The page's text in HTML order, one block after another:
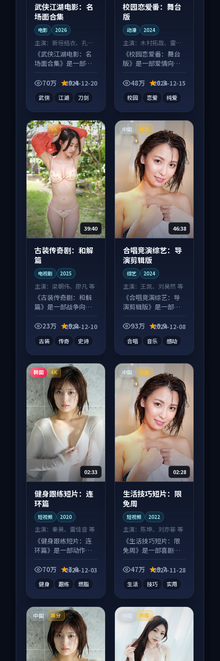
武侠江湖电影：名
场面合集
电影 2026
主演： 新垣结衣、孔刘
等
《武侠江湖电影：名
场面合集》是一部动
叙事并行，细节值得
70万 9.4
2024-12-20
武侠 江湖 刀剑
校园恋爱番：舞台
版
动漫 2024
主演：木村拓哉、雷佳
音 等
《校园恋爱番：舞台
版》是一部爱情向动
全，观感爽快不拖
48万 8.3
2024-12-15
校园 恋爱 纯爱
中国 4K
39:40
古装传奇剧：和解
篇
电视剧 2025
主演： 梁朝伟、廖凡 等
《古装传奇剧：和解
篇》是一部战争向电
度高，适合配弹幕观
23万 9.8
2024-12-10
古装 传奇 史诗
中国 杜比
46:38
合唱竞演综艺：导
演剪辑版
综艺 2024
主演： 王凯、刘昊然 等
《合唱竞演综艺：导
演剪辑版》是一部爱
讨论度高，适合配弹
93万 9.9
2024-12-08
合唱 音乐 感动
韩国 4K
02:33
健身跟练短片：连
环篇
短视频 2020
主演： 秦昊、雷佳音 等
《健身跟练短片：连
环篇》是一部动作向
素齐全，观感爽快不
70万 7.6
2024-12-03
健身 跟练 燃脂
中国 热播
02:28
生活技巧短片：限
免周
短视频 2022
主演： 陈坤、刘亦菲 等
《生活技巧短片：限
免周》是一部喜剧向
屏端观看，细节更丰
47万 9.7
2024-11-28
生活 技巧 实用
中国 高分 热播